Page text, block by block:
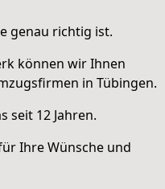
genau richtig ist.
können wir Ihnen
in Tübingen.
seit 12 Jahren.
Ihre Wünsche und